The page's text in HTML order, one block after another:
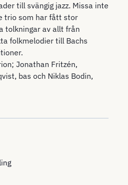
till svängig jazz. Missa inte
trio som har fått stor
tolkningar av allt från
folkmelodier till Bachs
Jonathan Fritzén,
bas och Niklas Bodin,